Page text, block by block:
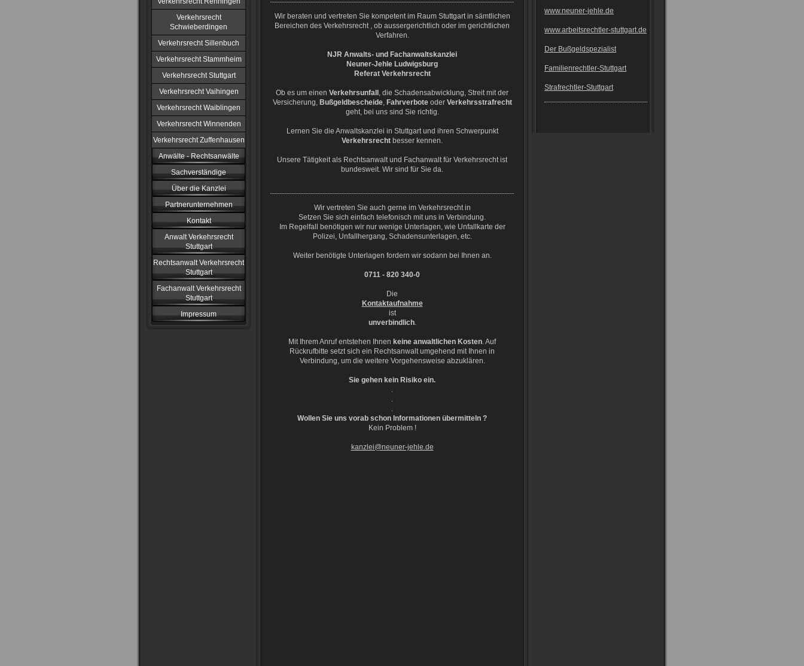
Verkehrsrecht
Schwieberdingen
Verkehrsrecht Sillenbuch
Verkehrsrecht Stammheim
Verkehrsrecht Stuttgart
Verkehrsrecht Vaihingen
Verkehrsrecht Waiblingen
Verkehrsrecht Winnenden
Verkehrsrecht Zuffenhausen
Anwälte - Rechtsanwälte
Sachverständige
Über die Kanzlei
Partnerunternehmen
Kontakt
Anwalt Verkehrsrecht
Stuttgart
Rechtsanwalt Verkehrsrecht
Stuttgart
Fachanwalt Verkehrsrecht
Stuttgart
Impressum
Wir beraten und vertreten Sie kompetent im Raum Stuttgart in sämtlichen
Bereichen des Verkehrsrecht , ob aussergerichtlich oder im gerichtlichen
Verfahren.
NJR Anwalts- und Fachanwaltskanzlei
Neuner-Jehle Ludwigsburg
Referat Verkehrsrecht
Ob es um einen Verkehrsunfall , die Schadensabwicklung, Streit mit der
Versicherung, Bußgeldbescheide, Fahrverboteoder Verkehrsstrafrecht
geht, bei uns sind Sie richtig.
Lernen Sie die Anwaltskanzlei in Stuttgart und ihren Schwerpunkt
Verkehrsrecht besser kennen.
Unsere Tätigkeit als Rechtsanwalt und Fachanwalt für Verkehrsrecht ist
bundesweit. Wir sind für Sie da.
Wir vertreten Sie auch gerne im Verkehrsrecht in
Setzen Sie sich einfach telefonisch mit uns in Verbindung.
Im Regelfall benötigen wir nur wenige Unterlagen, wie Unfallkarte der
Polizei, Unfallhergang, Schadensunterlagen, etc.
Weiter benötigte Unterlagen fordern wir sodann bei Ihnen an.
0711 - 820 340-0
Die
Kontaktaufnahme
ist
unverbindlich.
Mit Ihrem Anruf entstehen Ihnen keine anwaltlichen Kosten. Auf
Rückrufbitte setzt sich ein Rechtsanwalt umgehend mit Ihnen in
Verbindung, um die weitere Vorgehensweise abzuklären.
Sie gehen kein Risiko ein.
.
.
.
Wollen Sie uns vorab schon Informationen übermitteln ?
Kein Problem !
kanzlei@neuner-jehle.de
www.neuner-jehle.de
www.arbeitsrechtler-stuttgart.de
Der Bußgeldspezialist
Familienrechtler-Stuttgart
Strafrechtler-Stuttgart